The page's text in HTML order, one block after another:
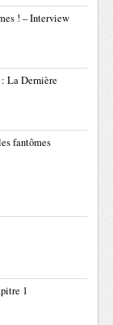
! – Interview
: La Dernière
fantômes
1